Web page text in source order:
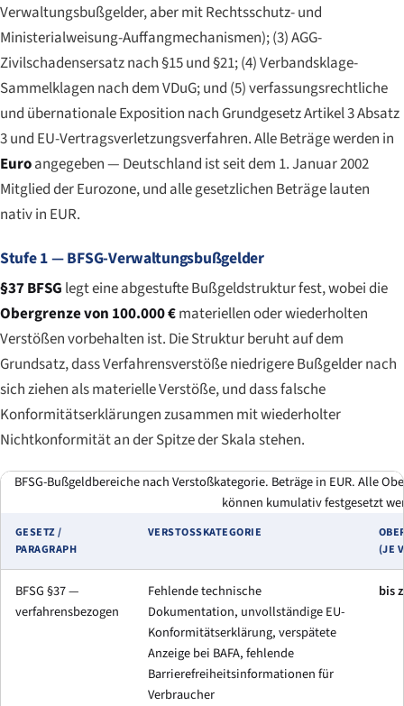
Verwaltungsbußgelder, aber mit Rechtsschutz- und
Ministerialweisung-Auffangmechanismen); (3) AGG-
Zivilschadensersatz nach §15 und §21; (4) Verbandsklage-
Sammelklagen nach dem VDuG; und (5) verfassungsrechtliche
und übernationale Exposition nach Grundgesetz Artikel 3 Absatz
3 und EU-Vertragsverletzungsverfahren. Alle Beträge werden in
Euroangegeben — Deutschland ist seit dem 1. Januar 2002
Mitglied der Eurozone, und alle gesetzlichen Beträge lauten
nativ in EUR.
Stufe 1 — BFSG-Verwaltungsbußgelder
§37 BFSG legt eine abgestufte Bußgeldstruktur fest, wobei die
Obergrenze von 100.000 €materiellen oder wiederholten
Verstößen vorbehalten ist. Die Struktur beruht auf dem
Grundsatz, dass Verfahrensverstöße niedrigere Bußgelder nach
sich ziehen als materielle Verstöße, und dass falsche
Konformitätserklärungen zusammen mit wiederholter
Nichtkonformität an der Spitze der Skala stehen.
BFSG-Bußgeldbereiche nach Verstoßkategorie. Beträge in EUR. Alle
können kumulativ festgesetzt
GESETZ /
PARAGRAPH
VERSTOSSKATEGORIE
(JE
BFSG §37 —
verfahrensbezogen
Fehlende technische
Dokumentation, unvollständige EU-
Konformitätserklärung, verspätete
Anzeige bei BAFA, fehlende
Barrierefreiheitsinformationen für
Verbraucher
bis